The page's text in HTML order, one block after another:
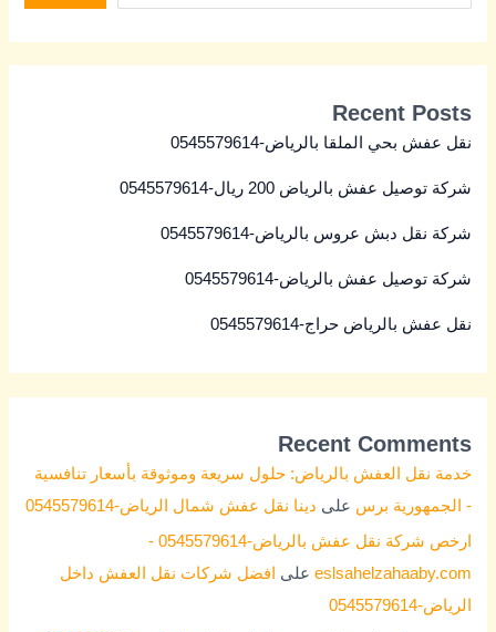
Recent Posts
نقل عفش بحي الملقا بالرياض-0545579614
شركة توصيل عفش بالرياض 200 ريال-0545579614
شركة نقل دبش عروس بالرياض-0545579614
شركة توصيل عفش بالرياض-0545579614
نقل عفش بالرياض حراج-0545579614
Recent Comments
خدمة نقل العفش بالرياض: حلول سريعة وموثوقة بأسعار تنافسية
- الجمهورية برس على دينا نقل عفش شمال الرياض-0545579614
ارخص شركة نقل عفش بالرياض-0545579614 -
eslsahelzahaaby.com على
افضل شركات نقل العفش داخل
الرياض-0545579614